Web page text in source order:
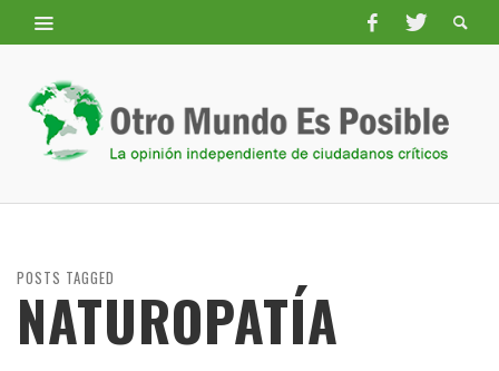
POSTS TAGGED
NATUROPATÍA